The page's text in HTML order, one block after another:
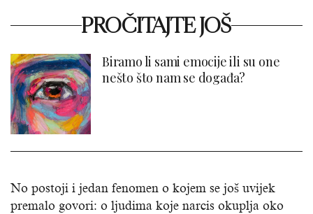
PROČITAJTE JOŠ
Biramo li sami emocije ili su one
nešto što nam se događa?
No postoji i jedan fenomen o kojem se još uvijek
premalo govori: o ljudima koje narcis okuplja oko